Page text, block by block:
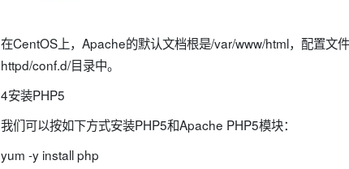
在CentOS上，Apache的默认文档根是/var/www/html，配置文
httpd/conf.d/目录中。
4安装PHP5
我们可以按如下方式安装PHP5和Apache PHP5模块：
yum -y install php